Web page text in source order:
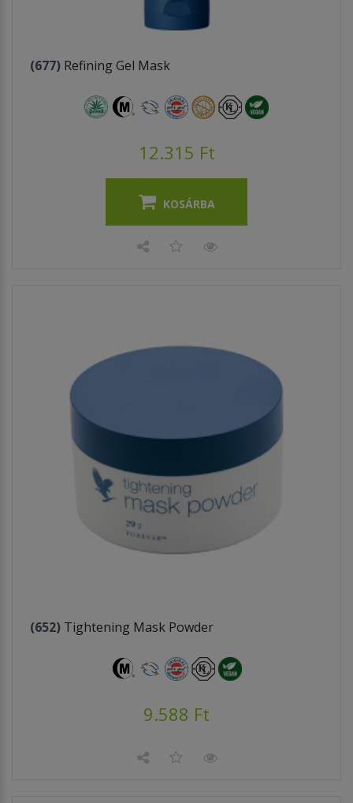
(677) Refining Gel Mask
12.315 Ft
KOSÁRBA
(652) Tightening Mask Powder
9.588 Ft